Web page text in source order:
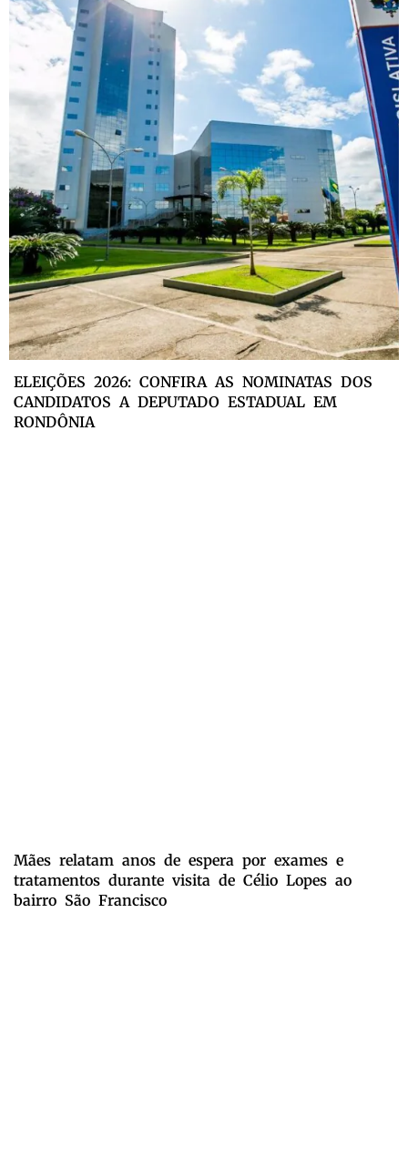
ELEIÇÕES 2026: CONFIRA AS NOMINATAS DOS
CANDIDATOS A DEPUTADO ESTADUAL EM
RONDÔNIA
Mães relatam anos de espera por exames e
tratamentos durante visita de Célio Lopes ao
bairro São Francisco